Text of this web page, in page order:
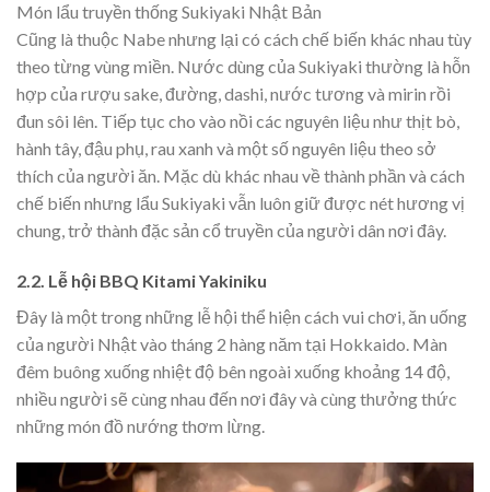
Món lẩu truyền thống Sukiyaki Nhật Bản
Cũng là thuộc Nabe nhưng lại có cách chế biến khác nhau tùy
theo từng vùng miền. Nước dùng của Sukiyaki thường là hỗn
hợp của rượu sake, đường, dashi, nước tương và mirin rồi
đun sôi lên. Tiếp tục cho vào nồi các nguyên liệu như thịt bò,
hành tây, đậu phụ, rau xanh và một số nguyên liệu theo sở
thích của người ăn. Mặc dù khác nhau về thành phần và cách
chế biến nhưng lẩu Sukiyaki vẫn luôn giữ được nét hương vị
chung, trở thành đặc sản cổ truyền của người dân nơi đây.
2.2. Lễ hội BBQ Kitami Yakiniku
Đây là một trong những lễ hội thể hiện cách vui chơi, ăn uống
của người Nhật vào tháng 2 hàng năm tại Hokkaido. Màn
đêm buông xuống nhiệt độ bên ngoài xuống khoảng 14 độ,
nhiều người sẽ cùng nhau đến nơi đây và cùng thưởng thức
những món đồ nướng thơm lừng.